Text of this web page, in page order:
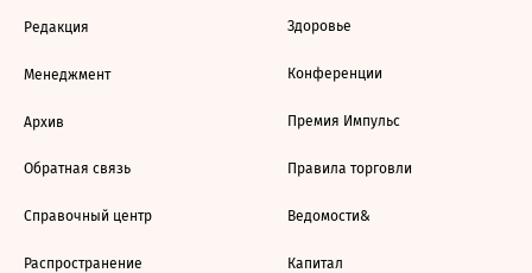
Редакция
Менеджмент
Архив
Обратная связь
Справочный центр
Распространение
Здоровье
Конференции
Премия Импульс
Правила торговли
Ведомости&
Капитал